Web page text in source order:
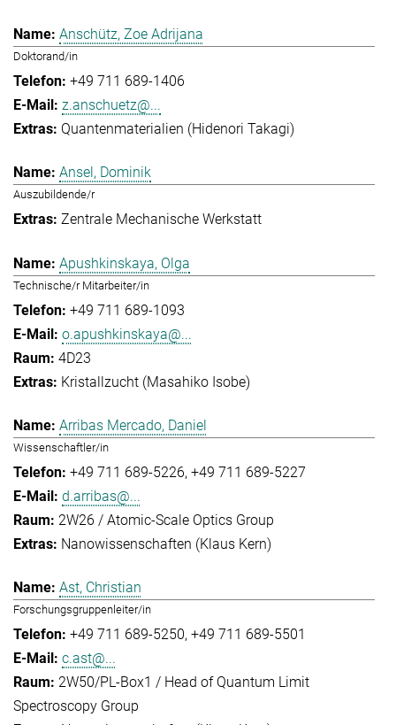
Anschütz, Zoe Adrijana
Doktorand/in
+49 711 689-1406
z.anschuetz@...
Quantenmaterialien (Hidenori Takagi)
Ansel, Dominik
Auszubildende/r
Zentrale Mechanische Werkstatt
Apushkinskaya, Olga
Technische/r Mitarbeiter/in
+49 711 689-1093
o.apushkinskaya@...
4D23
Kristallzucht (Masahiko Isobe)
Arribas Mercado, Daniel
Wissenschaftler/in
+49 711 689-5226 +49 711 689-5227
d.arribas@...
2W26 / Atomic-Scale Optics Group
Nanowissenschaften (Klaus Kern)
Ast, Christian
Forschungsgruppenleiter/in
+49 711 689-5250 +49 711 689-5501
c.ast@...
2W50/PL-Box1 / Head of Quantum Limit
Spectroscopy Group